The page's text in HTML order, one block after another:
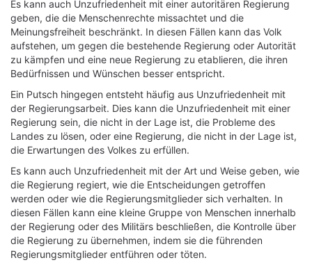
Es kann auch Unzufriedenheit mit einer autoritären Regierung
geben, die die Menschenrechte missachtet und die
Meinungsfreiheit beschränkt. In diesen Fällen kann das Volk
aufstehen, um gegen die bestehende Regierung oder Autorität
zu kämpfen und eine neue Regierung zu etablieren, die ihren
Bedürfnissen und Wünschen besser entspricht.
Ein Putsch hingegen entsteht häufig aus Unzufriedenheit mit
der Regierungsarbeit. Dies kann die Unzufriedenheit mit einer
Regierung sein, die nicht in der Lage ist, die Probleme des
Landes zu lösen, oder eine Regierung, die nicht in der Lage ist,
die Erwartungen des Volkes zu erfüllen.
Es kann auch Unzufriedenheit mit der Art und Weise geben, wie
die Regierung regiert, wie die Entscheidungen getroffen
werden oder wie die Regierungsmitglieder sich verhalten. In
diesen Fällen kann eine kleine Gruppe von Menschen innerhalb
der Regierung oder des Militärs beschließen, die Kontrolle über
die Regierung zu übernehmen, indem sie die führenden
Regierungsmitglieder entführen oder töten.